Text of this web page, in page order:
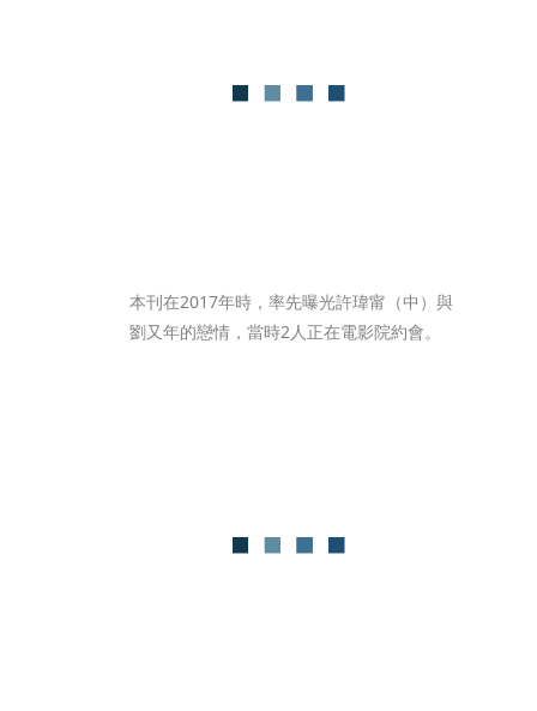
本刊在2017年時，率先曝光許瑋甯（中）與
劉又年的戀情，當時2人正在電影院約會。